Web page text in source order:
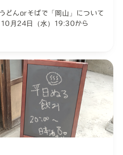
どんorそばで「岡山」について
10月24日（水）19:30から